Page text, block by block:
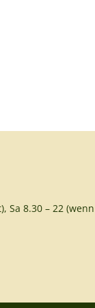
8.30 – 22